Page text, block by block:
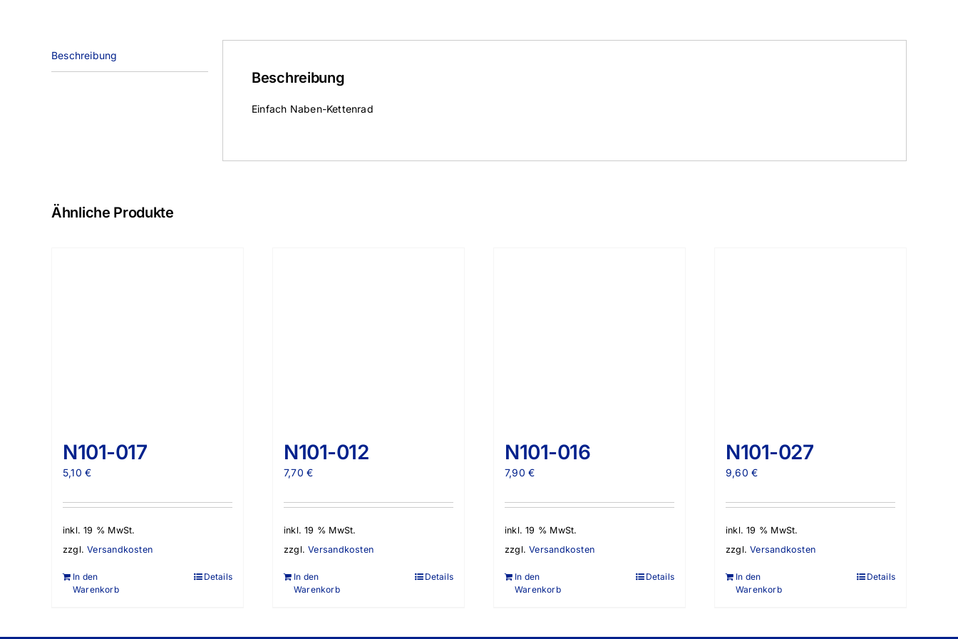
Beschreibung
Beschreibung
Einfach Naben-Kettenrad
Ähnliche Produkte
N101-017
5,10€
inkl. 19 % MwSt.
zzgl.Versandkosten
In den
Warenkorb
Details
N101-012
7,70€
inkl. 19 % MwSt.
zzgl.Versandkosten
In den
Warenkorb
Details
N101-016
7,90€
inkl. 19 % MwSt.
zzgl.Versandkosten
In den
Warenkorb
Details
N101-027
9,60€
inkl. 19 % MwSt.
zzgl.Versandkosten
In den
Warenkorb
Details